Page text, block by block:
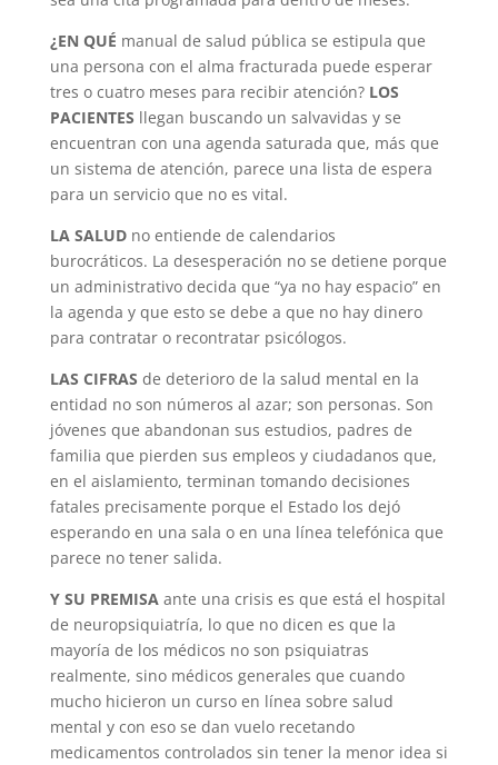
¿EN QUÉ manual de salud pública se estipula que
una persona con el alma fracturada puede esperar
tres o cuatro meses para recibir atención? LOS
PACIENTES llegan buscando un salvavidas y se
encuentran con una agenda saturada que, más que
un sistema de atención, parece una lista de espera
para un servicio que no es vital.
LA SALUD no entiende de calendarios
burocráticos. La desesperación no se detiene porque
un administrativo decida que “ya no hay espacio” en
la agenda y que esto se debe a que no hay dinero
para contratar o recontratar psicólogos.
LAS CIFRAS de deterioro de la salud mental en la
entidad no son números al azar; son personas. Son
jóvenes que abandonan sus estudios, padres de
familia que pierden sus empleos y ciudadanos que,
en el aislamiento, terminan tomando decisiones
fatales precisamente porque el Estado los dejó
esperando en una sala o en una línea telefónica que
parece no tener salida.
Y SU PREMISA ante una crisis es que está el hospital
de neuropsiquiatría, lo que no dicen es que la
mayoría de los médicos no son psiquiatras
realmente, sino médicos generales que cuando
mucho hicieron un curso en línea sobre salud
mental y con eso se dan vuelo recetando
medicamentos controlados sin tener la menor idea si